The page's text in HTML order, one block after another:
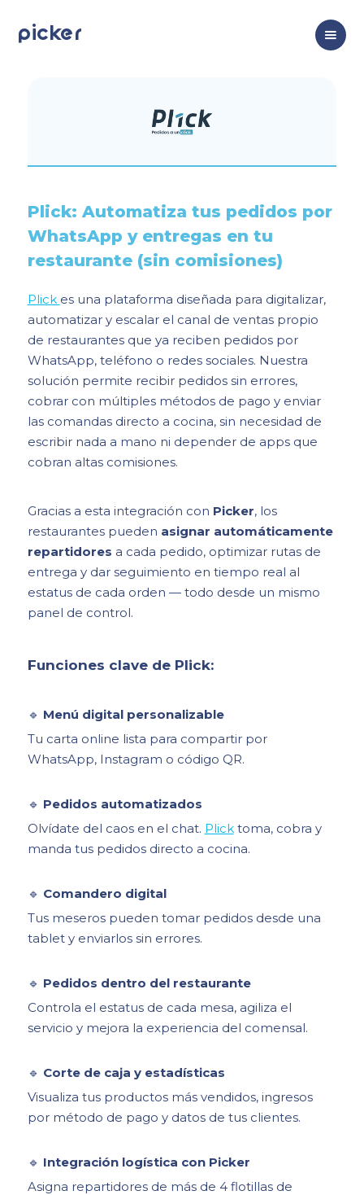
picker
Plick: Automatiza tus pedidos por
WhatsApp y entregas en tu
restaurante (sin comisiones)
Plick es una plataforma diseñada para digitalizar,
automatizar y escalar el canal de ventas propio
de restaurantes que ya reciben pedidos por
WhatsApp, teléfono o redes sociales. Nuestra
solución permite recibir pedidos sin errores,
cobrar con múltiples métodos de pago y enviar
las comandas directo a cocina, sin necesidad de
escribir nada a mano ni depender de apps que
cobran altas comisiones.
Gracias a esta integración con Picker, los
restaurantes pueden asignar automáticamente
repartidores a cada pedido, optimizar rutas de
entrega y dar seguimiento en tiempo real al
estatus de cada orden — todo desde un mismo
panel de control.
Funciones clave de Plick:
🔹 Menú digital personalizable
Tu carta online lista para compartir por
WhatsApp, Instagram o código QR.
🔹 Pedidos automatizados
Olvídate del caos en el chat. Plicktoma, cobra y
manda tus pedidos directo a cocina.
🔹 Comandero digital
Tus meseros pueden tomar pedidos desde una
tablet y enviarlos sin errores.
🔹 Pedidos dentro del restaurante
Controla el estatus de cada mesa, agiliza el
servicio y mejora la experiencia del comensal.
🔹 Corte de caja y estadísticas
Visualiza tus productos más vendidos, ingresos
por método de pago y datos de tus clientes.
🔹 Integración logística con Picker
Asigna repartidores de más de 4 flotillas de